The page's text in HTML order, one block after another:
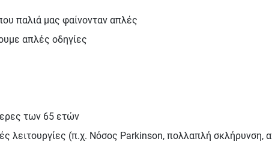
παλιά μας φαίνονταν απλές
απλές οδηγίες
των 65 ετών
λειτουργίες (π.χ. Νόσος Parkinson, πολλαπλή σκλήρυνση,